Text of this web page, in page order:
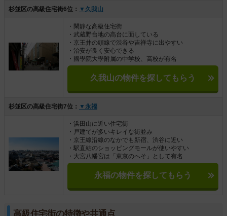
杉並区の高級住宅街6位： ▼久我山
・閑静な高級住宅街
・武蔵野台地の高台に面している
・京王井の頭線で渋谷や吉祥寺に出やすい
・治安が良く安心できる
・國學院大學附属の中学校、高校が有名
久我山の物件を探してもらう
杉並区の高級住宅街7位： ▼永福
・浜田山に近い住宅街
・戸建てが多いキレイな街並み
・京王線沿線のなかでも新宿、渋谷に近い
・駅直結のショッピングモールが使いやすい
・大宮八幡宮は「東京のへそ」として有名
永福の物件を探してもらう
高級住宅街の特徴や共通点